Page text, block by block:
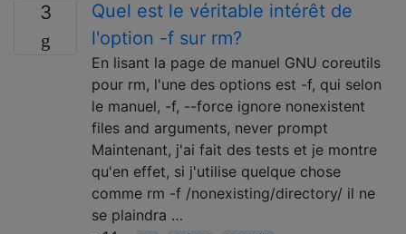
3
Quel est le véritable intérêt de
l'option -f sur rm?
En lisant la page de manuel GNU coreutils
pour rm, l'une des options est -f, qui selon
le manuel, -f, --force ignore nonexistent
files and arguments, never prompt
Maintenant, j'ai fait des tests et je montre
qu'en effet, si j'utilise quelque chose
comme rm -f /nonexisting/directory/ il ne
se plaindra …